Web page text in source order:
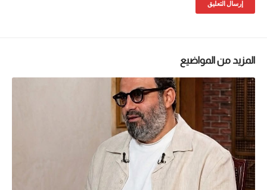
المزيد من المواضيع